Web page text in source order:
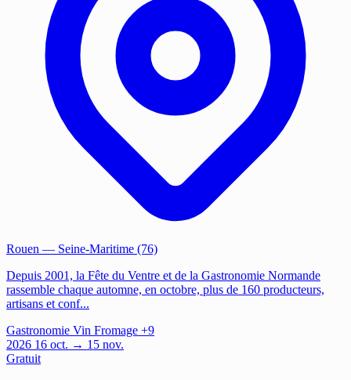
Rouen — Seine-Maritime (76)
Depuis 2001, la Fête du Ventre et de la Gastronomie Normande
rassemble chaque automne, en octobre, plus de 160 producteurs,
artisans et conf...
Gastronomie Vin Fromage +9
2026 16 oct. → 15 nov.
Gratuit